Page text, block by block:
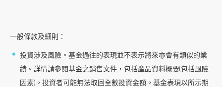
一般條款及細則：
投資涉及風險。基金過往的表現並不表示將來亦會有類似的業
績。詳情請參閱基金之銷售文件，包括產品資料概要(包括風險
因素)。投資者可能無法取回全數投資金額。基金表現以所示期